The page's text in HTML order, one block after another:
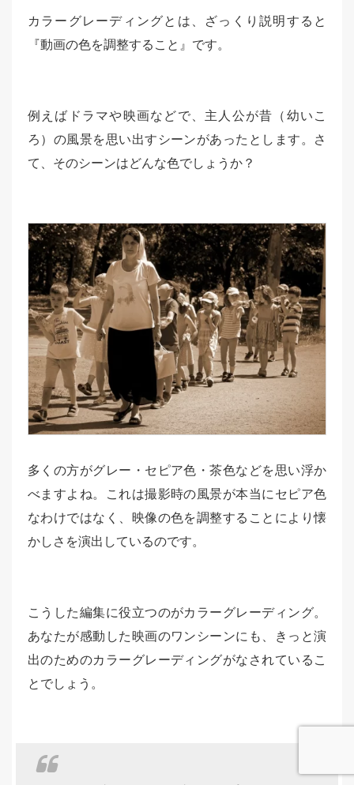
カラーグレーディングとは、ざっくり説明すると
『動画の色を調整すること』です。
例えばドラマや映画などで、主人公が昔（幼いこ
ろ）の風景を思い出すシーンがあったとします。さ
て、そのシーンはどんな色でしょうか？
多くの方がグレー・セピア色・茶色などを思い浮か
べますよね。これは撮影時の風景が本当にセピア色
なわけではなく、映像の色を調整することにより懐
かしさを演出しているのです。
こうした編集に役立つのがカラーグレーディング。
あなたが感動した映画のワンシーンにも、きっと演
出のためのカラーグレーディングがなされているこ
とでしょう。